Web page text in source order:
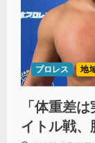
プロレス 地
「体重差
イトル戦、